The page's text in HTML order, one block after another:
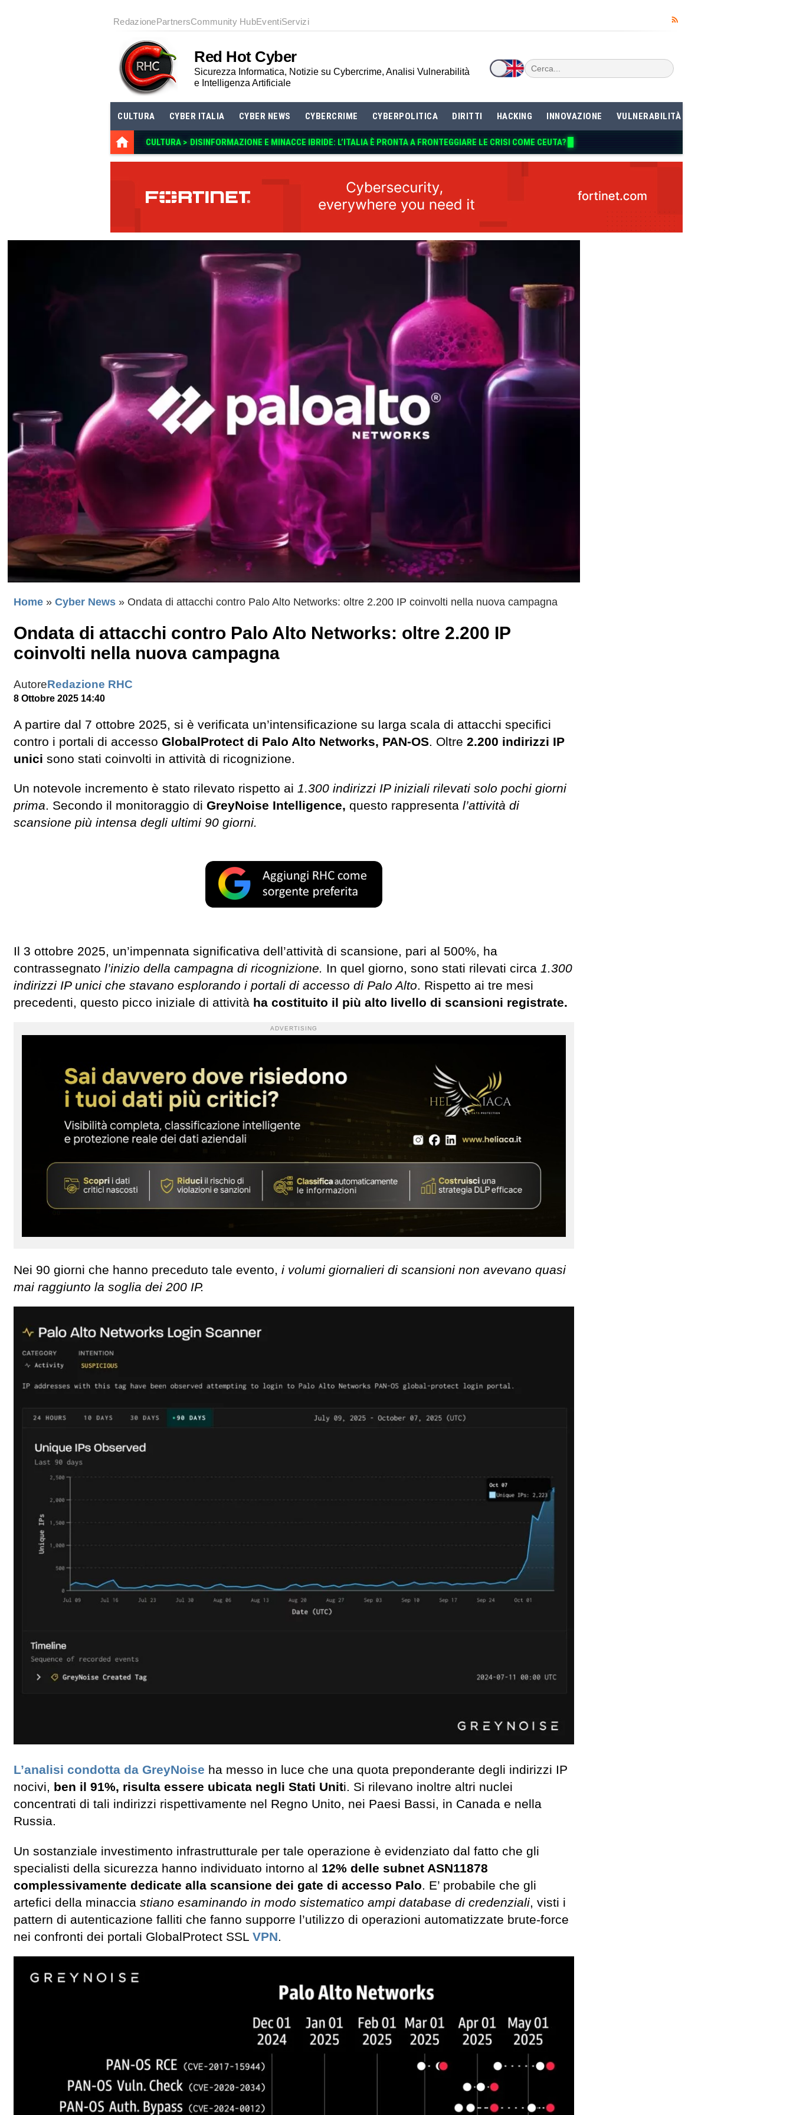
RedazionePartnersCommunity HubEventiServizi
Red Hot Cyber
Sicurezza Informatica, Notizie su Cybercrime, Analisi Vulnerabilità
e Intelligenza Artificiale
CULTURA CYBER ITALIA CYBER NEWS CYBERCRIME CYBERPOLITICA DIRITTI HACKING INNOVAZIONE VULNERABILITÀ
CULTURA > DISINFORMAZIONE E MINACCE IBRIDE: L’ITALIA È PRONTA A FRONTEGGIARE LE CRISI COME CEUTA?
Home » Cyber News » Ondata di attacchi contro Palo Alto Networks: oltre 2.200 IP coinvolti nella nuova campagna
Ondata di attacchi contro Palo Alto Networks: oltre 2.200 IP
coinvolti nella nuova campagna
AutoreRedazione RHC
8 Ottobre 2025 14:40
A partire dal 7 ottobre 2025, si è verificata un’intensificazione su larga scala di attacchi specifici
contro i portali di accesso GlobalProtect di Palo Alto Networks, PAN-OS. Oltre 2.200 indirizzi IP
unici sono stati coinvolti in attività di ricognizione.
Un notevole incremento è stato rilevato rispetto ai 1.300 indirizzi IP iniziali rilevati solo pochi giorni
prima. Secondo il monitoraggio di GreyNoise Intelligence, questo rappresenta l’attività di
scansione più intensa degli ultimi 90 giorni.
Il 3 ottobre 2025, un’impennata significativa dell’attività di scansione, pari al 500%, ha
contrassegnato l’inizio della campagna di ricognizione. In quel giorno, sono stati rilevati circa 1.300
indirizzi IP unici che stavano esplorando i portali di accesso di Palo Alto. Rispetto ai tre mesi
precedenti, questo picco iniziale di attività ha costituito il più alto livello di scansioni registrate.
ADVERTISING
Nei 90 giorni che hanno preceduto tale evento, i volumi giornalieri di scansioni non avevano quasi
mai raggiunto la soglia dei 200 IP.
L’analisi condotta da GreyNoise ha messo in luce che una quota preponderante degli indirizzi IP
nocivi, ben il 91%, risulta essere ubicata negli Stati Uniti. Si rilevano inoltre altri nuclei
concentrati di tali indirizzi rispettivamente nel Regno Unito, nei Paesi Bassi, in Canada e nella
Russia.
Un sostanziale investimento infrastrutturale per tale operazione è evidenziato dal fatto che gli
specialisti della sicurezza hanno individuato intorno al 12% delle subnet ASN11878
complessivamente dedicate alla scansione dei gate di accesso Palo. E’ probabile che gli
artefici della minaccia stiano esaminando in modo sistematico ampi database di credenziali, visti i
pattern di autenticazione falliti che fanno supporre l’utilizzo di operazioni automatizzate brute-force
nei confronti dei portali GlobalProtect SSL VPN.